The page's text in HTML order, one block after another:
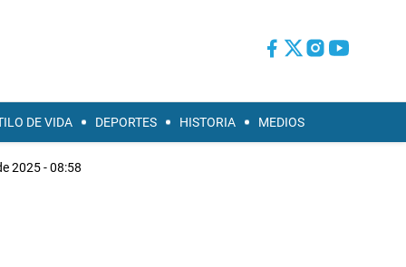
DE VIDA DEPORTES HISTORIA MEDIOS
2025 - 08:58